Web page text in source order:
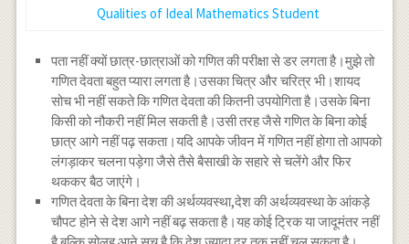
Qualities of Ideal Mathematics Student
पता नहीं क्यों छात्र-छात्राओं को गणित की परीक्षा से डर लगता है।मुझे तो
गणित देवता बहुत प्यारा लगता है।उसका चित्र और चरित्र भी।शायद
सोच भी नहीं सकते कि गणित देवता की कितनी उपयोगिता है।उसके बिना
किसी को नौकरी नहीं मिल सकती है।उसी तरह जैसे गणित के बिना कोई
छात्र आगे नहीं पढ़ सकता।यदि आपके जीवन में गणित नहीं होगा तो आपको
लंगड़ाकर चलना पड़ेगा जैसे तैसे बैसाखी के सहारे से चलेंगे और फिर
थककर बैठ जाएंगे।
गणित देवता के बिना देश की अर्थव्यवस्था,देश की अर्थव्यवस्था के आंकड़े
चौपट होने से देश आगे नहीं बढ़ सकता है।यह कोई ट्रिक या जादूमंतर नहीं